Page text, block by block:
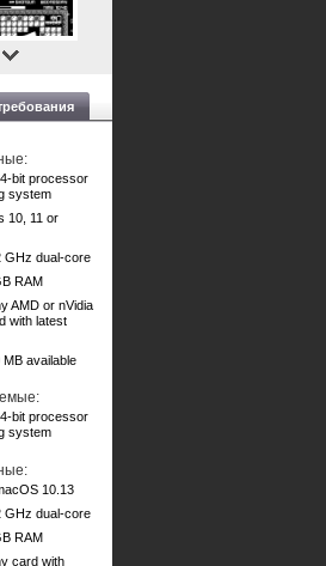
bit processor
system
10, 11 or
GHz dual-core
RAM
AMD or nVidia
with latest
available
bit processor
system
10.13
GHz dual-core
RAM
card with